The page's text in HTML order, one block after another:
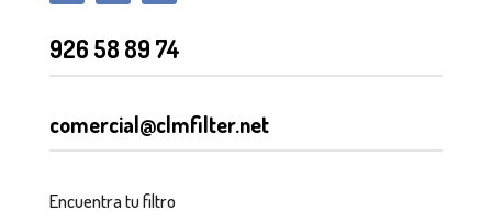
926 58 89 74
comercial@clmfilter.net
Encuentra tu filtro